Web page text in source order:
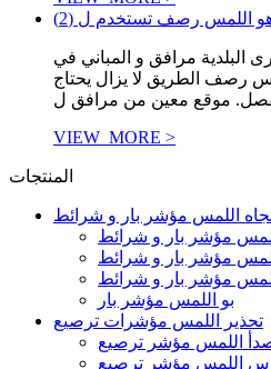
اللمس رصف تستخدم ل (2)
البلدية مرافق و المباني في
رصف الطريق لا يزال يحتاج
VIEW_MORE >
المنتجات
اللمس مؤشر بار و شرائط
اللمس مؤشر بار و شرائط
مؤشر بار و شرائط
اللمس مؤشر بار و شرائط
بو اللمس مؤشر بار
تحذير اللمس مؤشرات ترصيع
اللمس مؤشر ترصيع
اللمس مؤشر ترصيع